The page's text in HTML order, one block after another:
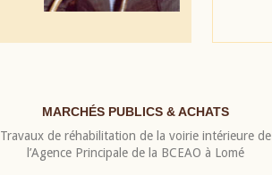
MARCHÉS PUBLICS & ACHATS
Travaux de réhabilitation de la voirie intérieure de
l’Agence Principale de la BCEAO à Lomé